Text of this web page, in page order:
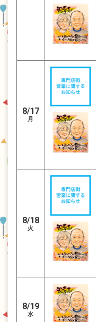
8/17
月
8/18
火
8/19
水